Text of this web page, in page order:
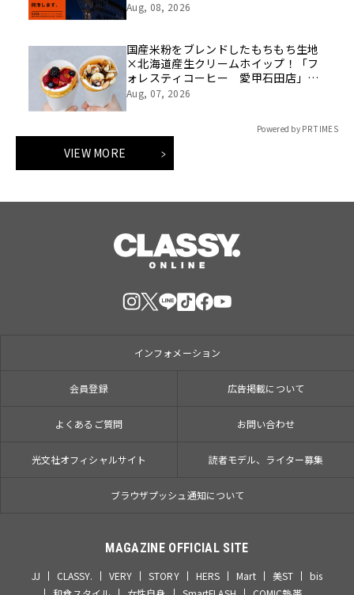
るパネル展やワークショップなど関連
Aug, 08, 2026
国産米粉をブレンドしたもちもち生地
×北海道産生クリームホイップ！「フ
ォレスティコーヒー 愛甲石田店」に
て、８月１７日（月）からクレープ販
Aug, 07, 2026
Powered by PR TIMES
VIEW MORE
インフォメーション
会員登録 広告掲載について
よくあるご質問 お問い合わせ
光文社オフィシャルサイト 読者モデル、ライター募集
ブラウザプッシュ通知について
MAGAZINE OFFICIAL SITE
JJ CLASSY. VERY STORY HERS Mart 美ST
bis